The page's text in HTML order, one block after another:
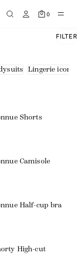
0
FILTER
Lingerie icons
Shorts
Camisole
Half-cup bra
High-cut